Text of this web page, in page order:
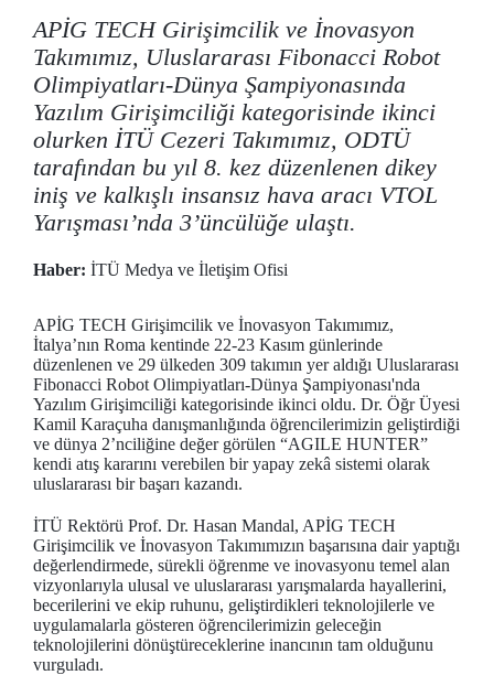
APİG TECH Girişimcilik ve İnovasyon
Takımımız, Uluslararası Fibonacci Robot
Olimpiyatları-Dünya Şampiyonasında
Yazılım Girişimciliği kategorisinde ikinci
olurken İTÜ Cezeri Takımımız, ODTÜ
tarafından bu yıl 8. kez düzenlenen dikey
iniş ve kalkışlı insansız hava aracı VTOL
Yarışması’nda 3’üncülüğe ulaştı.
Haber: İTÜ Medya ve İletişim Ofisi
APİG TECH Girişimcilik ve İnovasyon Takımımız,
İtalya’nın Roma kentinde 22-23 Kasım günlerinde
düzenlenen ve 29 ülkeden 309 takımın yer aldığı Uluslararası
Fibonacci Robot Olimpiyatları-Dünya Şampiyonası'nda
Yazılım Girişimciliği kategorisinde ikinci oldu. Dr. Öğr Üyesi
Kamil Karaçuha danışmanlığında öğrencilerimizin geliştirdiği
ve dünya 2’nciliğine değer görülen “AGILE HUNTER”
kendi atış kararını verebilen bir yapay zekâ sistemi olarak
uluslararası bir başarı kazandı.
İTÜ Rektörü Prof. Dr. Hasan Mandal, APİG TECH
Girişimcilik ve İnovasyon Takımımızın başarısına dair yaptığı
değerlendirmede, sürekli öğrenme ve inovasyonu temel alan
vizyonlarıyla ulusal ve uluslararası yarışmalarda hayallerini,
becerilerini ve ekip ruhunu, geliştirdikleri teknolojilerle ve
uygulamalarla gösteren öğrencilerimizin geleceğin
teknolojilerini dönüştüreceklerine inancının tam olduğunu
vurguladı.